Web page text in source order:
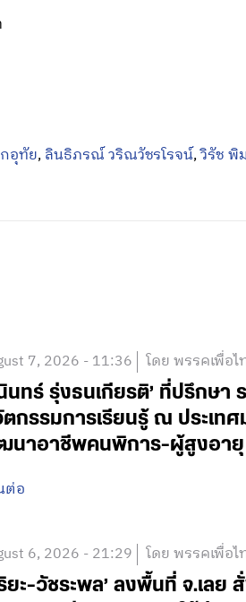
อุทัย,ลินธิภรณ์ วริณวัชรโรจน์,วิรัช
7, 2026 - 11:36 โดย พรรคเพื่อไ
นทร์ รุ่งธนเกียรติ’ ที่ปรึกษา
กรรมการเรียนรู้ ณ ประเทศ
นาอาชีพคนพิการ-ผู้สูงอายุ
ต่อ
6, 2026 - 21:29 โดย พรรคเพื่อไ
ยะ-วัชระพล’ ลงพื้นที่ จ.เล